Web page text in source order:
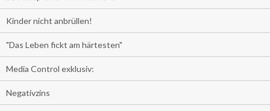
Kinder nicht anbrüllen!
"Das Leben fickt am härtesten"
Media Control exklusiv:
Negativzins